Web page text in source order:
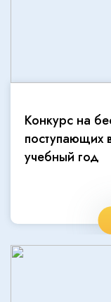
Конкурс на
поступающих
учебный год